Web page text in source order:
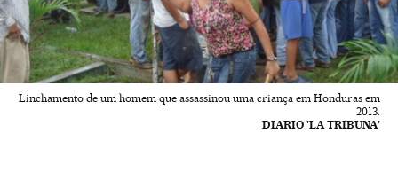
Linchamento de um homem que assassinou uma criança em Honduras em
2013.
DIARIO 'LA TRIBUNA'